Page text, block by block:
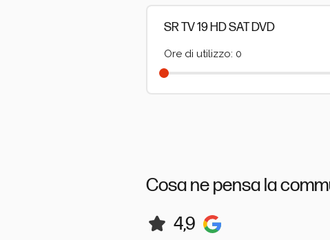
SR TV 19 HD SAT DVD
Ore di utilizzo: 0
Cosa ne pensa la
4,9